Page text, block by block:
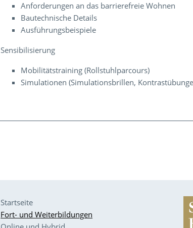
Anforderungen an das barrierefreie Wohnen
Bautechnische Details
Ausführungsbeispiele
Sensibilisierung
Mobilitätstraining (Rollstuhlparcours)
Simulationen (Simulationsbrillen,
Startseite
Fort- und Weiterbildungen